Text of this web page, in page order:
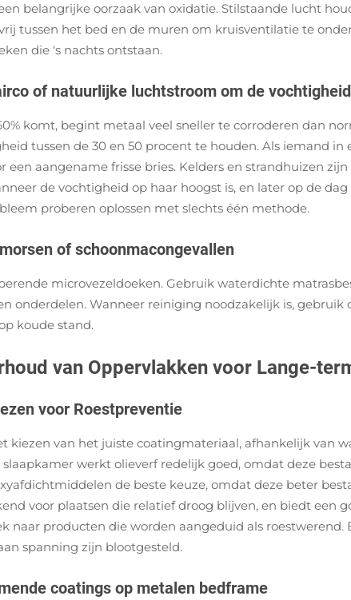
belangrijke oorzaak van oxidatie. Stilstaande lucht
tussen het bed en de muren om kruisventilatie te
die 's nachts ontstaan.
of natuurlijke luchtstroom om de
komt, begint metaal veel sneller te corroderen dan
tussen de 30 en 50 procent te houden. Als iemand
aangename frisse bries. Kelders en strandhuizen
de vochtigheid op haar hoogst is, en later op de
proberen oplossen met slechts één methode.
of schoonmacongevallen
microvezeldoeken. Gebruik waterdichte
onderdelen. Wanneer reiniging noodzakelijk is,
koude stand.
van Oppervlakken voor Lange-
voor Roestpreventie
kiezen van het juiste coatingmateriaal, afhankelijk van
werkt olieverf redelijk goed, omdat deze
de beste keuze, omdat deze beter
voor plaatsen die relatief droog blijven, en biedt een
naar producten die worden aangeduid als
spanning zijn blootgesteld.
coatings op metalen bedframe